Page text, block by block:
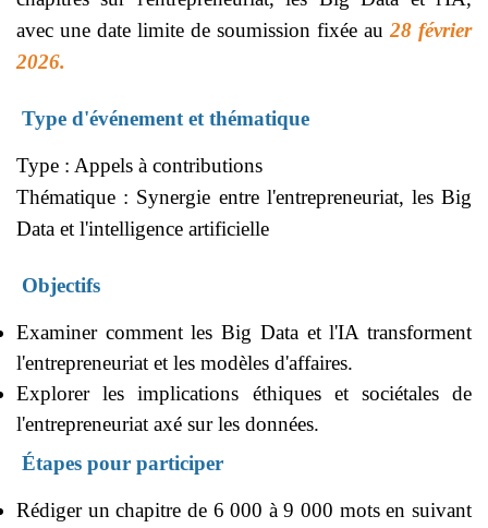
avec une date limite de soumission fixée au 28 février
2026.
Type d'événement et thématique
Type : Appels à contributions
Thématique : Synergie entre l'entrepreneuriat, les Big
Data et l'intelligence artificielle
Objectifs
Examiner comment les Big Data et l'IA transforment
l'entrepreneuriat et les modèles d'affaires.
Explorer les implications éthiques et sociétales de
l'entrepreneuriat axé sur les données.
Étapes pour participer
Rédiger un chapitre de 6 000 à 9 000 mots en suivant